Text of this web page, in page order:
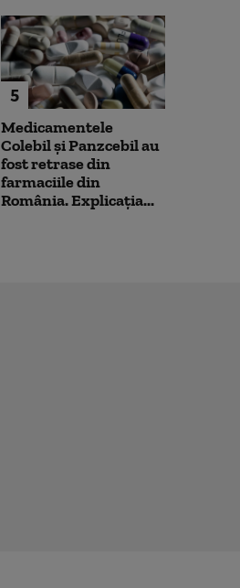
5
Medicamentele
Colebil și Panzcebil au
fost retrase din
farmaciile din
România. Explicația...